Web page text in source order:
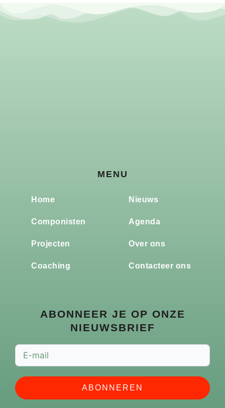
MENU
Home
Componisten
Projecten
Coaching
Nieuws
Agenda
Over ons
Contacteer ons
ABONNEER JE OP ONZE
NIEUWSBRIEF
ABONNEREN